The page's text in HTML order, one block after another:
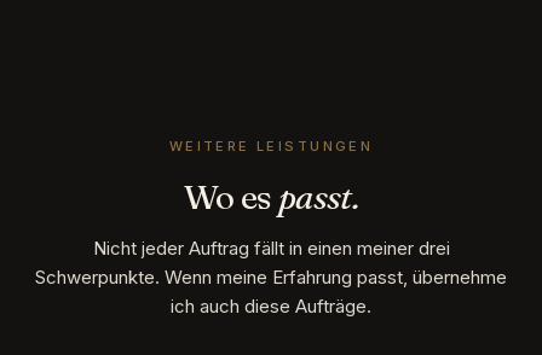
WEITERE LEISTUNGEN
Wo es passt.
Nicht jeder Auftrag fällt in einen meiner drei
Schwerpunkte. Wenn meine Erfahrung passt, übernehme
ich auch diese Aufträge.